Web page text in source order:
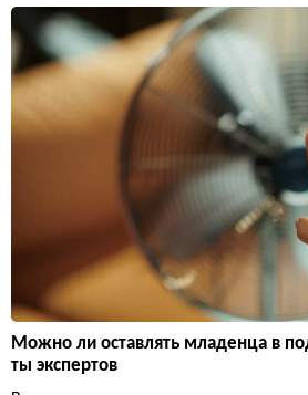
Можно ли оставлять младенца в
ты экспертов